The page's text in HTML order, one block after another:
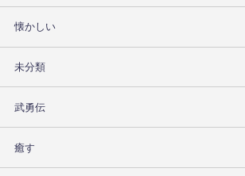
懐かしい
未分類
武勇伝
癒す